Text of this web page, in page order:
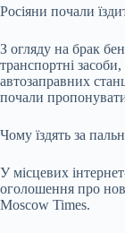
Росіяни почали
З огляду на брак
транспортні
автозаправних
почали
Чому їздять за
У місцевих
оголошення про
Moscow Times.